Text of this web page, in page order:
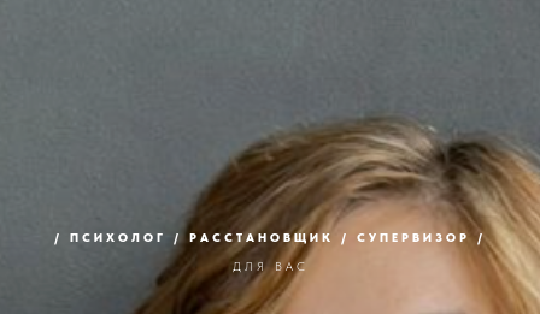
/ ПСИХОЛОГ / РАССТАНОВЩИК / СУПЕРВИЗОР /
ДЛЯ ВАС